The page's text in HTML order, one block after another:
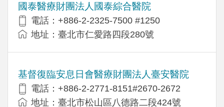
國泰醫療財團法人國泰綜合醫院
電話：+886-2-2325-7500 #1250
地址：臺北市仁愛路四段280號
基督復臨安息日會醫療財團法人臺安醫院
電話：+886-2-2771-8151#2670-2672
地址：臺北市松山區八德路二段424號